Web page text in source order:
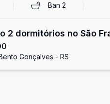
Ban2
2 dormitórios no São
Gonçalves - RS